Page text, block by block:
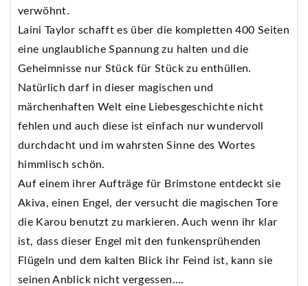
verwöhnt.
Laini Taylor schafft es über die kompletten 400 Seiten
eine unglaubliche Spannung zu halten und die
Geheimnisse nur Stück für Stück zu enthüllen.
Natürlich darf in dieser magischen und
märchenhaften Welt eine Liebesgeschichte nicht
fehlen und auch diese ist einfach nur wundervoll
durchdacht und im wahrsten Sinne des Wortes
himmlisch schön.
Auf einem ihrer Aufträge für Brimstone entdeckt sie
Akiva, einen Engel, der versucht die magischen Tore
die Karou benutzt zu markieren. Auch wenn ihr klar
ist, dass dieser Engel mit den funkensprühenden
Flügeln und dem kalten Blick ihr Feind ist, kann sie
seinen Anblick nicht vergessen….